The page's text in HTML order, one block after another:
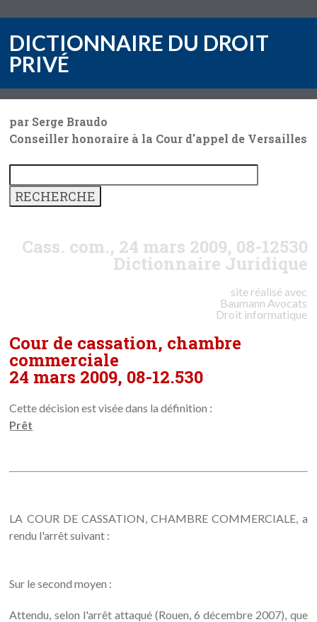
DICTIONNAIRE DU DROIT
PRIVÉ
par Serge Braudo
Conseiller honoraire à la Cour d'appel de Versailles
Cass. com., 24 mars 2009, 08-12530
Dictionnaire Juridique
site réalisé avec
Baumann Avocats
Droit informatique
Cour de cassation, chambre
commerciale
24 mars 2009, 08-12.530
Cette décision est visée dans la définition :
Prêt
LA COUR DE CASSATION, CHAMBRE COMMERCIALE, a
rendu l'arrêt suivant :
Sur le second moyen :
Attendu, selon l'arrêt attaqué (Rouen, 6 décembre 2007), que